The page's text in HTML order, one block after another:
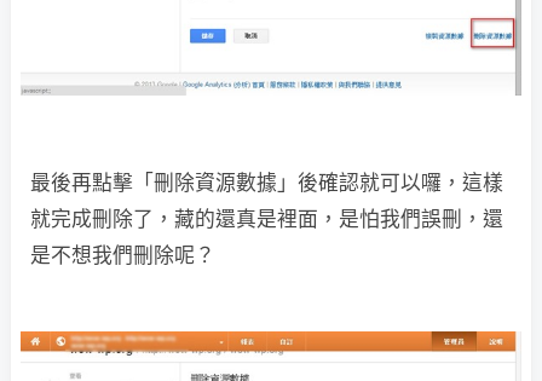
最後再點擊「刪除資源數據」後確認就可以囉，這樣
就完成刪除了，藏的還真是裡面，是怕我們誤刪，還
是不想我們刪除呢？